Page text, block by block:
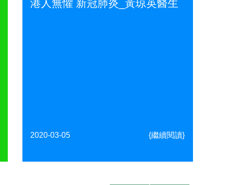
港人無懼 新冠肺炎_黃琼英醫生
2020-03-05 {繼續閱讀}